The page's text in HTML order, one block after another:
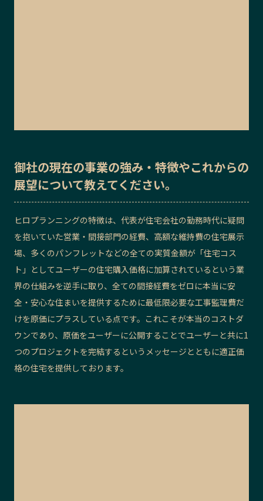
御社の現在の事業の強み・特徴やこれからの
展望について教えてください。
ヒロプランニングの特徴は、代表が住宅会社の勤務時代に疑問
を抱いていた営業・間接部門の経費、高額な維持費の住宅展示
場、多くのパンフレットなどの全ての実質金額が「住宅コス
ト」としてユーザーの住宅購入価格に加算されているという業
界の仕組みを逆手に取り、全ての間接経費をゼロに本当に安
全・安心な住まいを提供するために最低限必要な工事監理費だ
けを原価にプラスしている点です。これこそが本当のコストダ
ウンであり、原価をユーザーに公開することでユーザーと共に1
つのプロジェクトを完結するというメッセージとともに適正価
格の住宅を提供しております。